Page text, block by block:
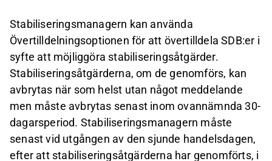
Stabiliseringsmanagern kan använda
Övertilldelningsoptionen för att övertilldela SDB:er i
syfte att möjliggöra stabiliseringsåtgärder.
Stabiliseringsåtgärderna, om de genomförs, kan
avbrytas när som helst utan något meddelande
men måste avbrytas senast inom ovannämnda 30-
dagarsperiod. Stabiliseringsmanagern måste
senast vid utgången av den sjunde handelsdagen,
efter att stabiliseringsåtgärderna har genomförts, i